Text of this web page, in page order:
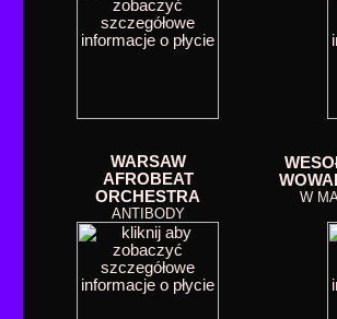
WARSAW
AFROBEAT
ORCHESTRA
ANTIBODY
W